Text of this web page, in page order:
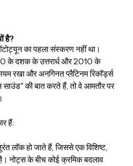
है?
का पहला संस्करण नहीं था।
के दशक के उत्तरार्ध और 2010 के
रखा और अनगिनत प्लैटिनम रिकॉर्ड्स
की बात करते हैं, तो वे आमतौर पर
हैं:
लॉक हो जाते हैं, जिससे एक विशिष्ट,
है। नोट्स के बीच कोई क्रमिक बदलाव